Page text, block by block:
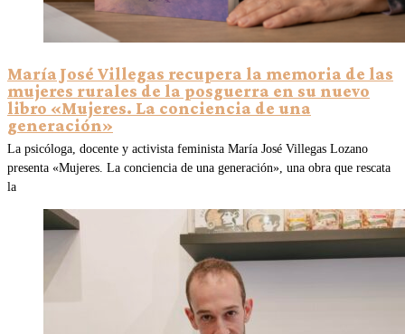
María José Villegas recupera la memoria de las
mujeres rurales de la posguerra en su nuevo
libro «Mujeres. La conciencia de una
generación»
La psicóloga, docente y activista feminista María José Villegas Lozano
presenta «Mujeres. La conciencia de una generación», una obra que rescata
la